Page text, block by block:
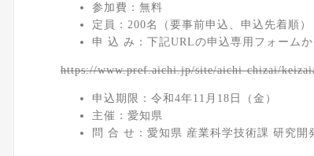
参加費：無料
定員：200名（要事前申込、申込先着順）
申 込 み：下記URLの申込専用フォームか
https://www.pref.aichi.jp/site/aichi-chizai/
申込期限：令和4年11月18日（金）
主催：愛知県
問 合 せ：愛知県 産業科学技術課 研究